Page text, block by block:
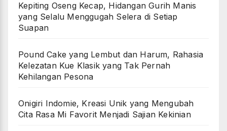
Kepiting Oseng Kecap, Hidangan Gurih Manis
yang Selalu Menggugah Selera di Setiap
Suapan
Pound Cake yang Lembut dan Harum, Rahasia
Kelezatan Kue Klasik yang Tak Pernah
Kehilangan Pesona
Onigiri Indomie, Kreasi Unik yang Mengubah
Cita Rasa Mi Favorit Menjadi Sajian Kekinian